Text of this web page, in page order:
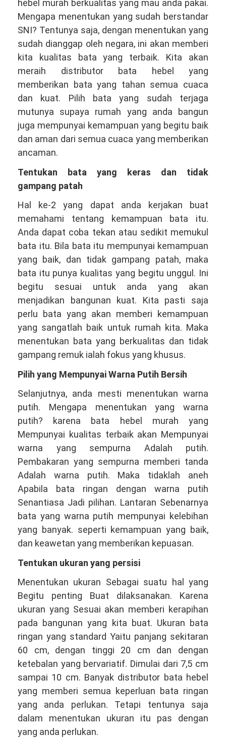
hebel murah berkualitas yang mau anda pakai.
Mengapa menentukan yang sudah berstandar
SNI? Tentunya saja, dengan menentukan yang
sudah dianggap oleh negara, ini akan memberi
kita kualitas bata yang terbaik. Kita akan
meraih distributor bata hebel yang
memberikan bata yang tahan semua cuaca
dan kuat. Pilih bata yang sudah terjaga
mutunya supaya rumah yang anda bangun
juga mempunyai kemampuan yang begitu baik
dan aman dari semua cuaca yang memberikan
ancaman.
Tentukan bata yang keras dan tidak
gampang patah
Hal ke-2 yang dapat anda kerjakan buat
memahami tentang kemampuan bata itu.
Anda dapat coba tekan atau sedikit memukul
bata itu. Bila bata itu mempunyai kemampuan
yang baik, dan tidak gampang patah, maka
bata itu punya kualitas yang begitu unggul. Ini
begitu sesuai untuk anda yang akan
menjadikan bangunan kuat. Kita pasti saja
perlu bata yang akan memberi kemampuan
yang sangatlah baik untuk rumah kita. Maka
menentukan bata yang berkualitas dan tidak
gampang remuk ialah fokus yang khusus.
Pilih yang Mempunyai Warna Putih Bersih
Selanjutnya, anda mesti menentukan warna
putih. Mengapa menentukan yang warna
putih? karena bata hebel murah yang
Mempunyai kualitas terbaik akan Mempunyai
warna yang sempurna Adalah putih.
Pembakaran yang sempurna memberi tanda
Adalah warna putih. Maka tidaklah aneh
Apabila bata ringan dengan warna putih
Senantiasa Jadi pilihan. Lantaran Sebenarnya
bata yang warna putih mempunyai kelebihan
yang banyak. seperti kemampuan yang baik,
dan keawetan yang memberikan kepuasan.
Tentukan ukuran yang persisi
Menentukan ukuran Sebagai suatu hal yang
Begitu penting Buat dilaksanakan. Karena
ukuran yang Sesuai akan memberi kerapihan
pada bangunan yang kita buat. Ukuran bata
ringan yang standard Yaitu panjang sekitaran
60 cm, dengan tinggi 20 cm dan dengan
ketebalan yang bervariatif. Dimulai dari 7,5 cm
sampai 10 cm. Banyak distributor bata hebel
yang memberi semua keperluan bata ringan
yang anda perlukan. Tetapi tentunya saja
dalam menentukan ukuran itu pas dengan
yang anda perlukan.